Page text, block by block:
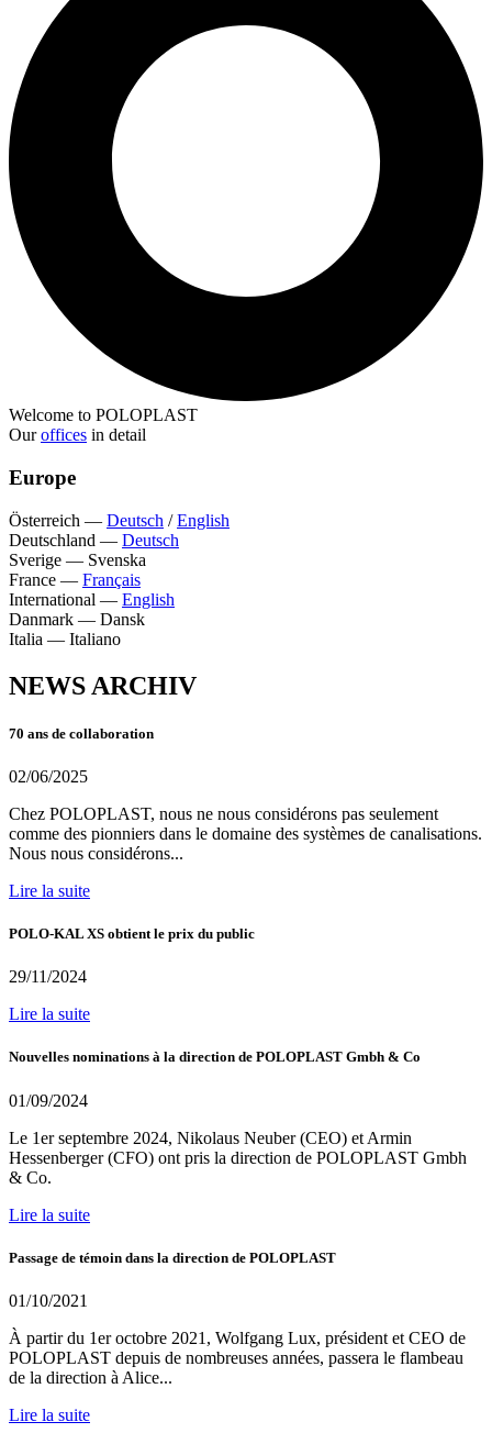
Welcome to POLOPLAST
Ouroffices in detail
Europe
Österreich — Deutsch /English
Deutschland — Deutsch
Sverige — Svenska
France — Français
International — English
Danmark — Dansk
Italia — Italiano
NEWS ARCHIV
70 ans de collaboration
02/06/2025
Chez POLOPLAST, nous ne nous considérons pas seulement
comme des pionniers dans le domaine des systèmes de canalisations.
Nous nous considérons...
Lire la suite
POLO-KAL XS obtient le prix du public
29/11/2024
Lire la suite
Nouvelles nominations à la direction de POLOPLAST Gmbh & Co
01/09/2024
Le 1er septembre 2024, Nikolaus Neuber (CEO) et Armin
Hessenberger (CFO) ont pris la direction de POLOPLAST Gmbh
& Co.
Lire la suite
Passage de témoin dans la direction de POLOPLAST
01/10/2021
À partir du 1er octobre 2021, Wolfgang Lux, président et CEO de
POLOPLAST depuis de nombreuses années, passera le flambeau
de la direction à Alice...
Lire la suite